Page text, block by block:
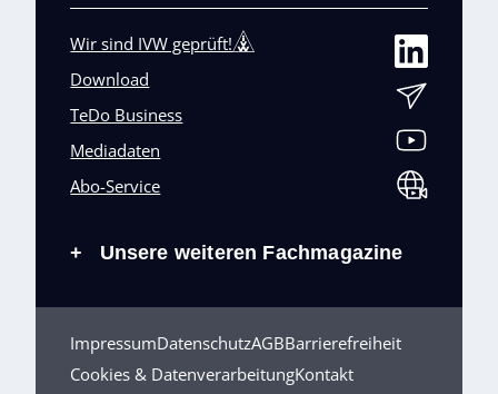
Wir sind IVW geprüft!
Download
TeDo Business
Mediadaten
Abo-Service
+ Unsere weiteren Fachmagazine
ImpressumDatenschutzAGBBarrierefreiheit
Cookies & DatenverarbeitungKontakt